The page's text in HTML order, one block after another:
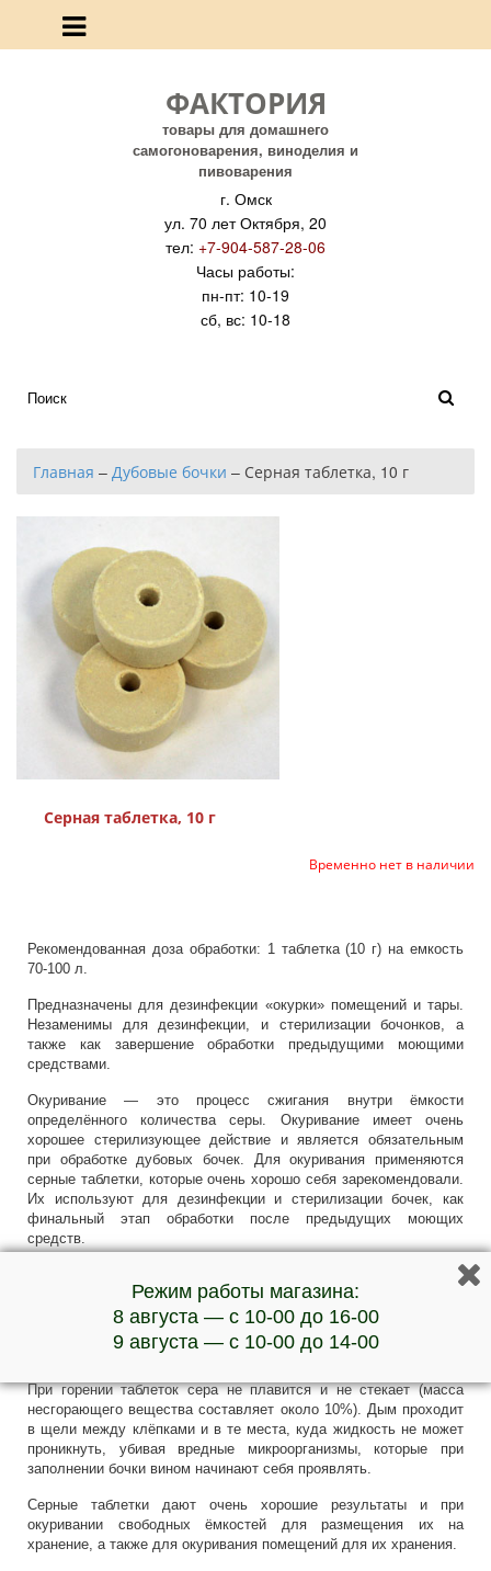
ФАКТОРИЯ
товары для домашнего
самогоноварения, виноделия и
пивоварения
г. Омск
ул. 70 лет Октября, 20
тел: +7-904-587-28-06
Часы работы:
пн-пт: 10-19
сб, вс: 10-18
Главная – Дубовые бочки – Серная таблетка, 10 г
Серная таблетка, 10 г
Временно нет в наличии
Рекомендованная доза обработки: 1 таблетка (10 г) на емкость
70-100 л.
Предназначены для дезинфекции «окурки» помещений и тары.
Незаменимы для дезинфекции, и стерилизации бочонков, а
также как завершение обработки предыдущими моющими
средствами.
Окуривание — это процесс сжигания внутри ёмкости
определённого количества серы. Окуривание имеет очень
хорошее стерилизующее действие и является обязательным
при обработке дубовых бочек. Для окуривания применяются
серные таблетки, которые очень хорошо себя зарекомендовали.
Их используют для дезинфекции и стерилизации бочек, как
финальный этап обработки после предыдущих моющих
средств.
Серная таблетка имеет форму диска весом 2,5; 5; или 10 грамм
и имеет отверстие, при помощи которого её
можно закрепить проволокой. Её поджигают, и когда она
начинает дымить, опускают в бочку и закрывают
отверстие шпунтом.
При горении таблеток сера не плавится и не стекает (масса
несгорающего вещества составляет около 10%). Дым проходит
в щели между клёпками и в те места, куда жидкость не может
проникнуть, убивая вредные микроорганизмы, которые при
заполнении бочки вином начинают себя проявлять.
Серные таблетки дают очень хорошие результаты и при
окуривании свободных ёмкостей для размещения их на
хранение, а также для окуривания помещений для их хранения.
Режим работы магазина:
8 августа — с 10-00 до 16-00
9 августа — с 10-00 до 14-00